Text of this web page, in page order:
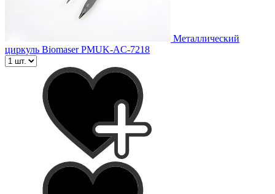
Металлический
циркуль Biomaser PMUK-AC-7218